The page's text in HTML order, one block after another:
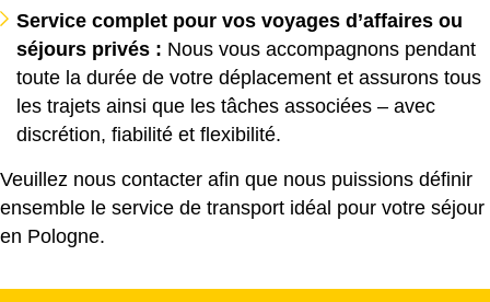
Service complet pour vos voyages d’affaires ou
séjours privés : Nous vous accompagnons pendant
toute la durée de votre déplacement et assurons tous
les trajets ainsi que les tâches associées – avec
discrétion, fiabilité et flexibilité.
Veuillez nous contacter afin que nous puissions définir
ensemble le service de transport idéal pour votre séjour
en Pologne.